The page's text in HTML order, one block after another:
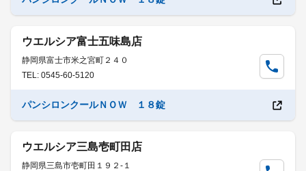
ウエルシア富士五味島店
静岡県富士市米之宮町２４０
TEL: 0545-60-5120
パンシロンクールＮＯＷ １８錠
ウエルシア三島壱町田店
静岡県三島市壱町田１９２-１